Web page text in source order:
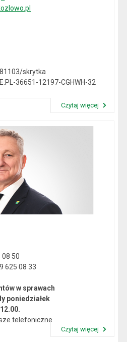
skrytka
36651-12197-CGHWH-32
Czytaj więcej
08 50
625 08 33
w sprawach
poniedziałek
telefoniczne
Czytaj więcej